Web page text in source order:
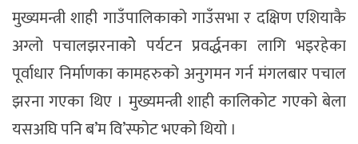
मुख्यमन्त्री शाही गाउँपालिकाको गाउँसभा र दक्षिण एशियाकै
अग्लो पचालझरनाकोे पर्यटन प्रवर्द्धनका लागि भइरहेका
पूर्वाधार निर्माणका कामहरुको अनुगमन गर्न मंगलबार पचाल
झरना गएका थिए । मुख्यमन्त्री शाही कालिकोट गएको बेला
यसअघि पनि ब’म वि’स्फोट भएको थियो ।